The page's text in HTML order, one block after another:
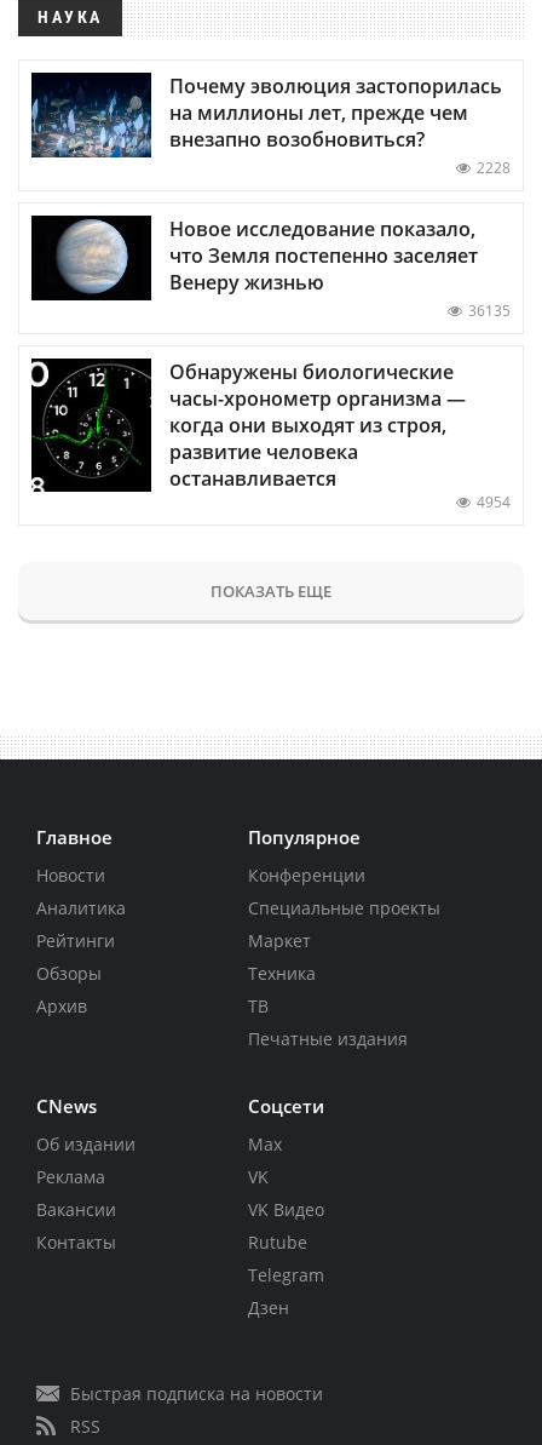
НАУКА
Почему эволюция застопорилась
на миллионы лет, прежде чем
внезапно возобновиться?
2228
Новое исследование показало,
что Земля постепенно заселяет
Венеру жизнью
36135
Обнаружены биологические
часы-хронометр организма —
когда они выходят из строя,
развитие человека
останавливается
4954
ПОКАЗАТЬ ЕЩЕ
Главное
Новости
Аналитика
Рейтинги
Обзоры
Архив
Популярное
Конференции
Специальные проекты
Маркет
Техника
ТВ
Печатные издания
CNews
Об издании
Реклама
Вакансии
Контакты
Соцсети
Max
VK
VK Видео
Rutube
Telegram
Дзен
Быстрая подписка на новости
RSS